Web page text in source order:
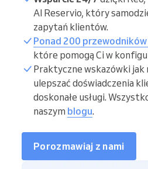
AI Reservio, który
zapytań klientów.
Ponad 200
które pomogą Ci w
Praktyczne wskazówki jak
ulepszać doświadczenia
doskonałe usługi.
naszym blogu.
Porozmawiaj z nami